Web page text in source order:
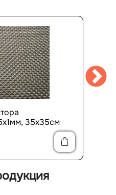
35х35см